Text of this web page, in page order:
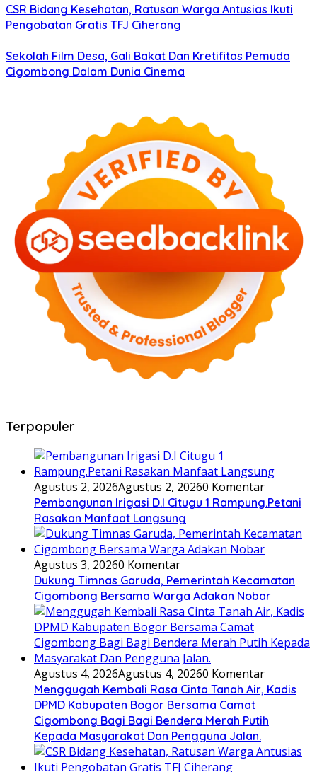
CSR Bidang Kesehatan, Ratusan Warga Antusias Ikuti
Pengobatan Gratis TFJ Ciherang
Sekolah Film Desa, Gali Bakat Dan Kretifitas Pemuda
Cigombong Dalam Dunia Cinema
Terpopuler
Agustus 2, 2026Agustus 2, 20260 Komentar
Pembangunan Irigasi D.I Citugu 1 Rampung.Petani
Rasakan Manfaat Langsung
Agustus 3, 20260 Komentar
Dukung Timnas Garuda, Pemerintah Kecamatan
Cigombong Bersama Warga Adakan Nobar
Agustus 4, 2026Agustus 4, 20260 Komentar
Menggugah Kembali Rasa Cinta Tanah Air, Kadis
DPMD Kabupaten Bogor Bersama Camat
Cigombong Bagi Bagi Bendera Merah Putih
Kepada Masyarakat Dan Pengguna Jalan.